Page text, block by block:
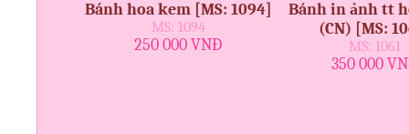
Bánh hoa kem [MS: 1094]
MS: 1094
250 000 VNĐ
Bánh in ảnh tt
(CN) [MS:
MS: 1061
350 000